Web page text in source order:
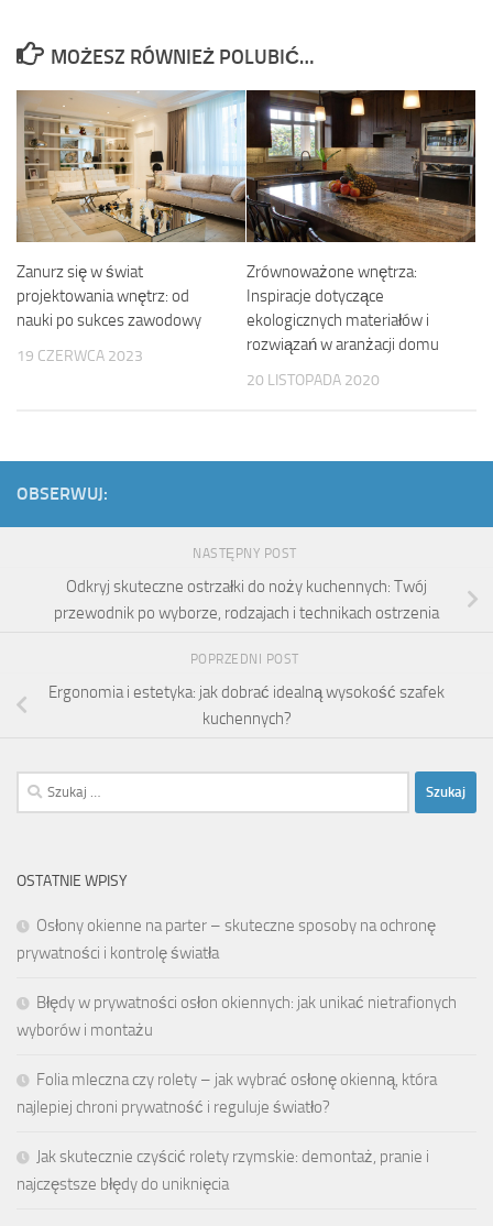
MOŻESZ RÓWNIEŻ POLUBIĆ…
Zanurz się w świat
projektowania wnętrz: od
nauki po sukces zawodowy
19 CZERWCA 2023
Zrównoważone wnętrza:
Inspiracje dotyczące
ekologicznych materiałów i
rozwiązań w aranżacji domu
20 LISTOPADA 2020
OBSERWUJ:
NASTĘPNY POST
Odkryj skuteczne ostrzałki do noży kuchennych: Twój
przewodnik po wyborze, rodzajach i technikach ostrzenia
POPRZEDNI POST
Ergonomia i estetyka: jak dobrać idealną wysokość szafek
kuchennych?
Szukaj:
OSTATNIE WPISY
Osłony okienne na parter – skuteczne sposoby na ochronę
prywatności i kontrolę światła
Błędy w prywatności osłon okiennych: jak unikać nietrafionych
wyborów i montażu
Folia mleczna czy rolety – jak wybrać osłonę okienną, która
najlepiej chroni prywatność i reguluje światło?
Jak skutecznie czyścić rolety rzymskie: demontaż, pranie i
najczęstsze błędy do uniknięcia